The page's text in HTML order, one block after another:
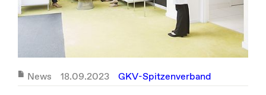
News 18.09.2023 GKV-Spitzenverband